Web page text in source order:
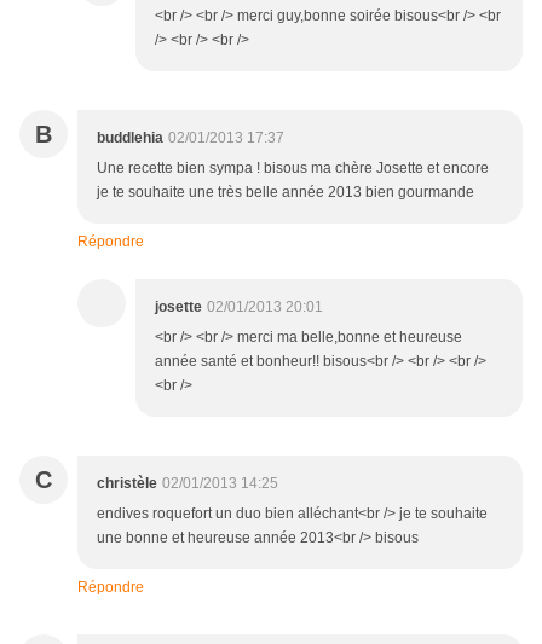
<br /> <br /> merci guy,bonne soirée bisous<br /> <br
/> <br /> <br />
B buddlehia 02/01/2013 17:37
Une recette bien sympa ! bisous ma chère Josette et encore
je te souhaite une très belle année 2013 bien gourmande
Répondre
josette 02/01/2013 20:01
<br /> <br /> merci ma belle,bonne et heureuse
année santé et bonheur!! bisous<br /> <br /> <br />
<br />
C christèle 02/01/2013 14:25
endives roquefort un duo bien alléchant<br /> je te souhaite
une bonne et heureuse année 2013<br /> bisous
Répondre